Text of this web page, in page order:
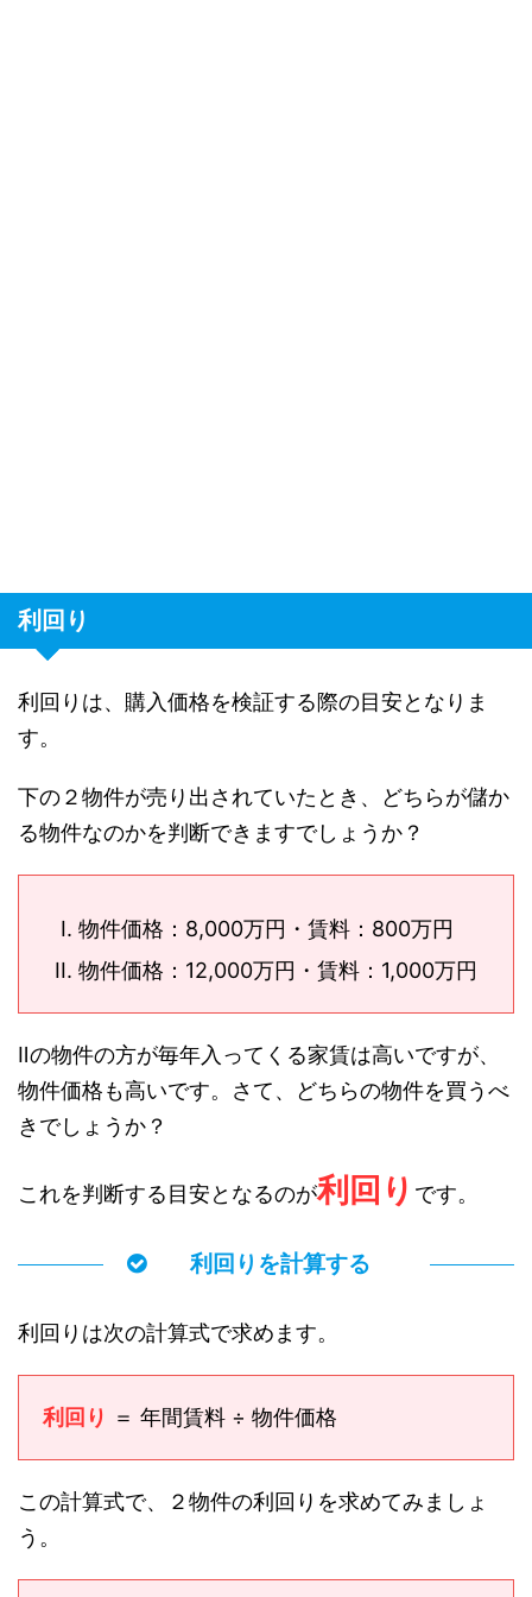
利回り
利回りは、購入価格を検証する際の目安となりま
す。
下の２物件が売り出されていたとき、どちらが儲か
る物件なのかを判断できますでしょうか？
物件価格：8,000万円・賃料：800万円
物件価格：12,000万円・賃料：1,000万円
Ⅱの物件の方が毎年入ってくる家賃は高いですが、
物件価格も高いです。さて、どちらの物件を買うべ
きでしょうか？
これを判断する目安となるのが利回り です。
利回りを計算する
利回りは次の計算式で求めます。
利回り ＝ 年間賃料 ÷ 物件価格
この計算式で、２物件の利回りを求めてみましょ
う。